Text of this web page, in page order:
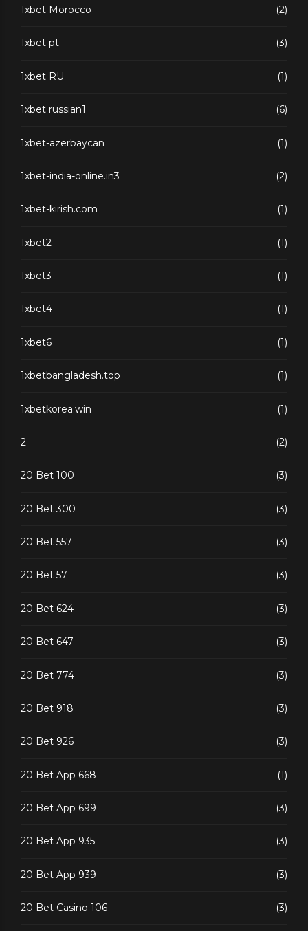
1xbet Morocco (2)
1xbet pt (3)
1xbet RU (1)
1xbet russian1 (6)
1xbet-azerbaycan (1)
1xbet-india-online.in3 (2)
1xbet-kirish.com (1)
1xbet2 (1)
1xbet3 (1)
1xbet4 (1)
1xbet6 (1)
1xbetbangladesh.top (1)
1xbetkorea.win (1)
2 (2)
20 Bet 100 (3)
20 Bet 300 (3)
20 Bet 557 (3)
20 Bet 57 (3)
20 Bet 624 (3)
20 Bet 647 (3)
20 Bet 774 (3)
20 Bet 918 (3)
20 Bet 926 (3)
20 Bet App 668 (1)
20 Bet App 699 (3)
20 Bet App 935 (3)
20 Bet App 939 (3)
20 Bet Casino 106 (3)